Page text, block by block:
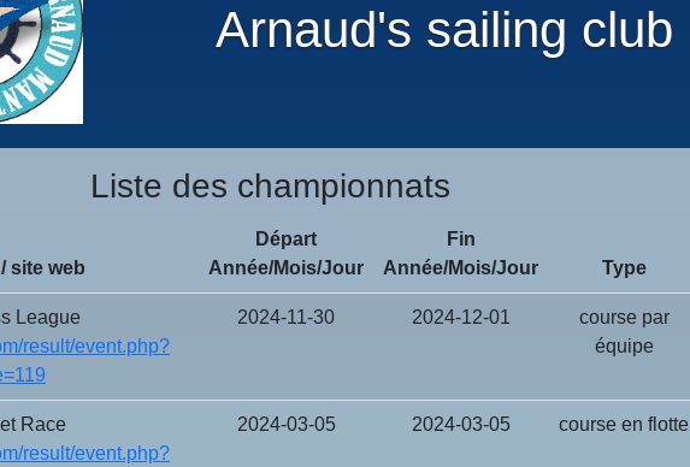
Arnaud's sailing club
Liste des championnats
site web
Départ
Année/Mois/Jour
Fin
Année/Mois/Jour
Type
League
result/event.php?
2024-11-30 2024-12-01
course par
équipe
Race
result/event.php?
2024-03-05 2024-03-05 course en flotte